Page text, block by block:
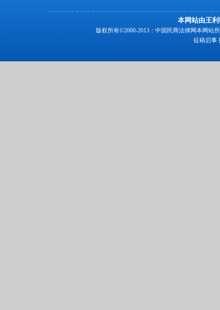
本网站由王
版权所有©2000-2013：中国民商法律网本网站
征稿启事